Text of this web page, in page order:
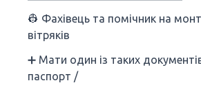
👷‍ Фахівець та помічник на
вітряків
➕ Мати один із таких
паспорт /